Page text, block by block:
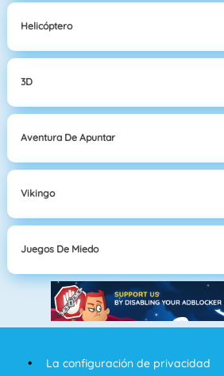
Helicóptero
3D
Aventura De Apuntar
Vikingo
Juegos De Miedo
La configuración de privacidad